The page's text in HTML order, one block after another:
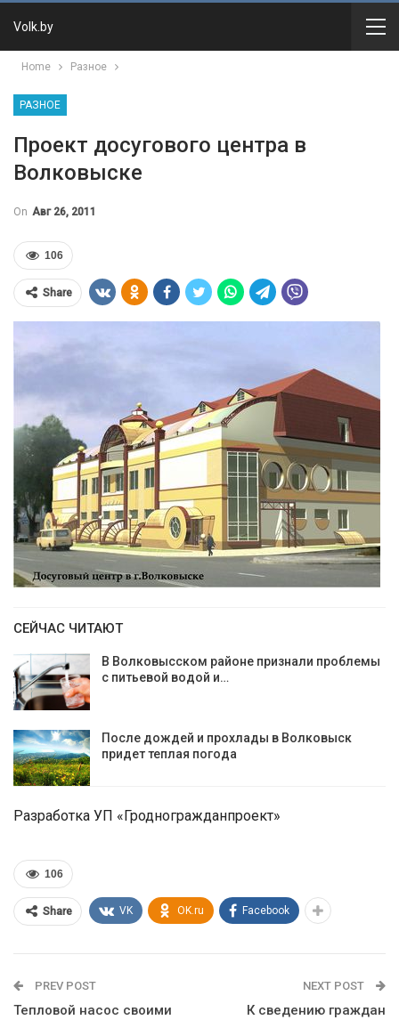
Volk.by
Home Разное
РАЗНОЕ
Проект досугового центра в
Волковыске
On Авг 26, 2011
106
Share
СЕЙЧАС ЧИТАЮТ
В Волковысском районе признали проблемы
с питьевой водой и…
После дождей и прохлады в Волковыск
придет теплая погода
Разработка УП «Гродногражданпроект»
106
Share VK OK.ru Facebook
PREV POST
Тепловой насос своими
NEXT POST
К сведению граждан